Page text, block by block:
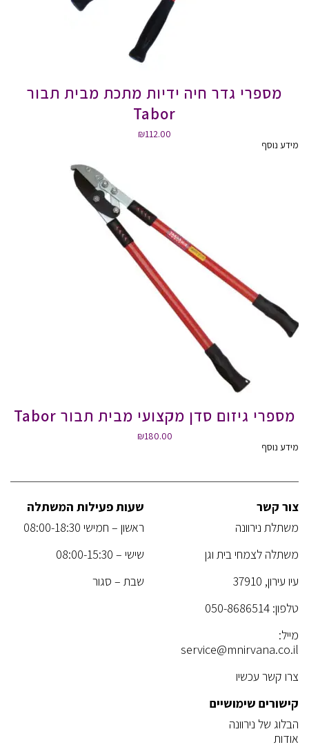
מספרי גדר חיה ידיות מתכת מבית תבור
Tabor
₪112.00
מידע נוסף
מספרי גיזום סדן מקצועי מבית תבור Tabor
₪180.00
מידע נוסף
צור קשר
משתלת נירוונה
משתלה לצמחי בית וגן
עיו עירון, 37910
טלפון: 050-8686514
מייל:
service@mnirvana.co.il
צרו קשר עכשיו
שעות פעילות המשתלה
ראשון – חמישי 08:00-18:30
שישי – 08:00-15:30
שבת – סגור
קישורים שימושיים
הבלוג של נירוונה
אודות